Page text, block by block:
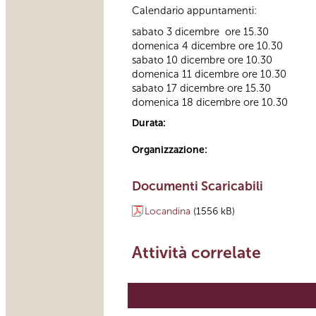
Calendario appuntamenti:
sabato 3 dicembre ore 15.30
domenica 4 dicembre ore 10.30
sabato 10 dicembre ore 10.30
domenica 11 dicembre ore 10.30
sabato 17 dicembre ore 15.30
domenica 18 dicembre ore 10.30
Durata:
Organizzazione:
Documenti Scaricabili
Locandina (1556 kB)
Attività correlate